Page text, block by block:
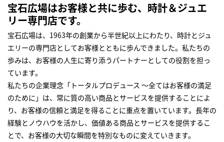
宝石広場はお客様と共に歩む、時計＆ジュエ
リー専門店です。
宝石広場は、1963年の創業から半世紀以上にわたり、時計とジュ
エリーの専門店としてお客様とともに歩んできました。私たちの
歩みは、お客様の人生に寄り添うパートナーとしての役割を担っ
ています。
私たちの企業理念「トータルプロデュース ～全てはお客様の満足
のために」は、常に質の高い商品とサービスを提供することによ
り、お客様の信頼と満足を得ることに重点を置いています。長年の
経験とノウハウを活かし、価値ある商品とサービスを提供するこ
とで、お客様の大切な瞬間を特別なものに変えていきます。